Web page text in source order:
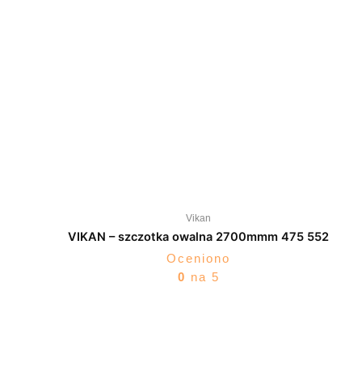
Vikan
VIKAN – szczotka owalna 2700mmm 475 552
Oceniono
0 na 5